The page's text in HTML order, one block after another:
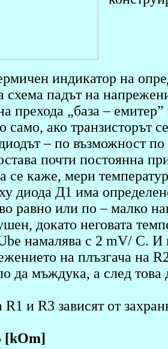
индикатор на
падът на
прехода „база –
само, ако транзисторът
– по възможност
почти постоянна
се каже, мери
диода Д1 има
равно или по – малко
докато неговата
намалява с 2 mV/ C. И
на плъзгача на
да мъждука, а след това
R1 и R3 зависят от
[kOm]